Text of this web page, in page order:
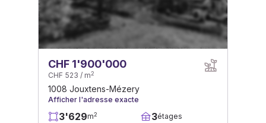
CHF 1'900'000
CHF 523 / m2
1008 Jouxtens-Mézery
Afficher l'adresse exacte
3'629m2 3étages